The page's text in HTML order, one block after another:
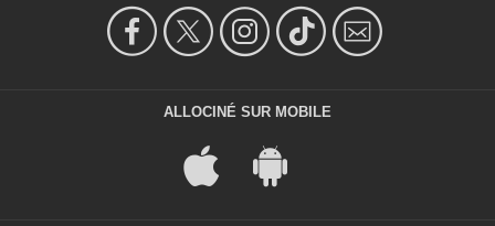
ALLOCINÉ SUR MOBILE